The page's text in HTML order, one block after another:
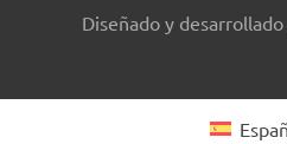
Diseñado y